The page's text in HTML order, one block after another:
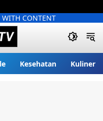
CONTENT
Kesehatan Kuliner